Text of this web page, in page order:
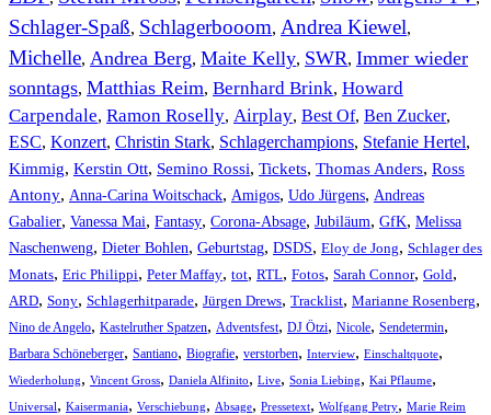
Schlager-Spaß, Schlagerbooom, Andrea Kiewel,
Michelle, Andrea Berg, Maite Kelly, SWR, Immer wieder
sonntags, Matthias Reim, Bernhard Brink, Howard
Carpendale, Ramon Roselly, Airplay, Best Of, Ben Zucker,
ESC, Konzert, Christin Stark, Schlagerchampions, Stefanie Hertel,
Kimmig, Kerstin Ott, Semino Rossi, Tickets, Thomas Anders, Ross
Antony, Anna-Carina Woitschack, Amigos, Udo Jürgens, Andreas
Gabalier, Vanessa Mai, Fantasy, Corona-Absage, Jubiläum, GfK, Melissa
Naschenweng, Dieter Bohlen, Geburtstag, DSDS, Eloy de Jong, Schlager des
Monats, Eric Philippi, Peter Maffay, tot, RTL, Fotos, Sarah Connor, Gold,
ARD, Sony, Schlagerhitparade, Jürgen Drews, Tracklist, Marianne Rosenberg,
Nino de Angelo, Kastelruther Spatzen, Adventsfest, DJ Ötzi, Nicole, Sendetermin,
Barbara Schöneberger, Santiano, Biografie, verstorben, Interview, Einschaltquote,
Wiederholung, Vincent Gross, Daniela Alfinito, Live, Sonia Liebing, Kai Pflaume,
Universal, Kaisermania, Verschiebung, Absage, Pressetext, Wolfgang Petry, Marie Reim